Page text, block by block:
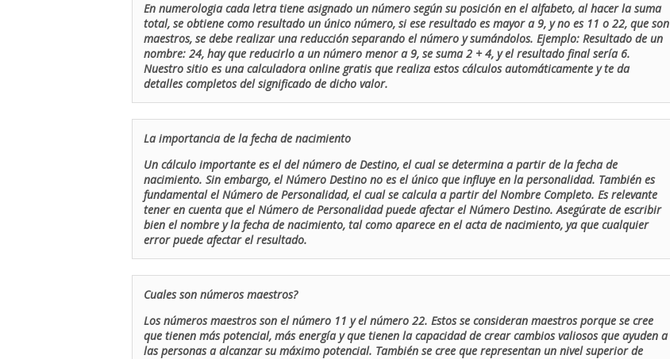
En numerologia cada letra tiene asignado un número según su posición en el alfabeto, al hacer la suma
total, se obtiene como resultado un único número, si ese resultado es mayor a 9, y no es 11 o 22, que son
maestros, se debe realizar una reducción separando el número y sumándolos. Ejemplo: Resultado de un
nombre: 24, hay que reducirlo a un número menor a 9, se suma 2 + 4, y el resultado final sería 6.
Nuestro sitio es una calculadora online gratis que realiza estos cálculos automáticamente y te da
detalles completos del significado de dicho valor.
La importancia de la fecha de nacimiento
Un cálculo importante es el del número de Destino, el cual se determina a partir de la fecha de
nacimiento. Sin embargo, el Número Destino no es el único que influye en la personalidad. También es
fundamental el Número de Personalidad, el cual se calcula a partir del Nombre Completo. Es relevante
tener en cuenta que el Número de Personalidad puede afectar el Número Destino. Asegúrate de escribir
bien el nombre y la fecha de nacimiento, tal como aparece en el acta de nacimiento, ya que cualquier
error puede afectar el resultado.
Cuales son números maestros?
Los números maestros son el número 11 y el número 22. Estos se consideran maestros porque se cree
que tienen más potencial, más energía y que tienen la capacidad de crear cambios valiosos que ayuden a
las personas a alcanzar su máximo potencial. También se cree que representan un nivel superior de